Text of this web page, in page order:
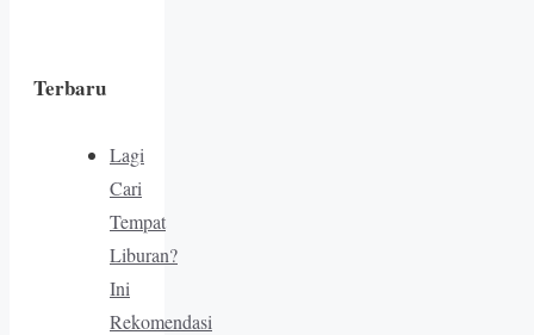
Terbaru
Lagi
Cari
Tempat
Liburan?
Ini
Rekomendasi